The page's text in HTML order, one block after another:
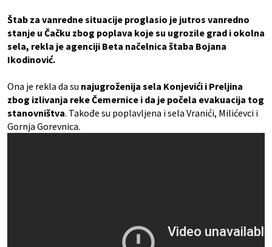
Štab za vanredne situacije proglasio je jutros vanredno
stanje u Čačku zbog poplava koje su ugrozile grad i okolna
sela, rekla je agenciji Beta načelnica štaba Bojana
Ikodinović.
Ona je rekla da su najugroženija sela Konjevići i Preljina
zbog izlivanja reke Čemernice i da je počela evakuacija tog
stanovništva. Takođe su poplavljena i sela Vranići, Milićevci i
Gornja Gorevnica.